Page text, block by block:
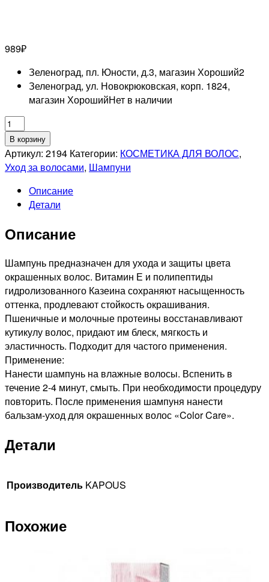
989₽
Зеленоград, пл. Юности, д.3, магазин Хороший2
Зеленоград, ул. Новокрюковская, корп. 1824,
магазин ХорошийНет в наличии
Количество
товара
KAPOUS
PROFESSIONNEL
LINE
COLOR
Шампунь-
для
окрашенных
волос,
1000мл
В корзину
Артикул: 2194 Категории: КОСМЕТИКА ДЛЯ ВОЛОС,
Уход за волосами, Шампуни
Описание
Детали
Описание
Шампунь предназначен для ухода и защиты цвета
окрашенных волос. Витамин Е и полипептиды
гидролизованного Казеина сохраняют насыщенность
оттенка, продлевают стойкость окрашивания.
Пшеничные и молочные протеины восстанавливают
кутикулу волос, придают им блеск, мягкость и
эластичность. Подходит для частого применения.
Применение:
Нанести шампунь на влажные волосы. Вспенить в
течение 2-4 минут, смыть. При необходимости процедуру
повторить. После применения шампуня нанести
бальзам-уход для окрашенных волос «Color Care».
Детали
Производитель KAPOUS
Похожие